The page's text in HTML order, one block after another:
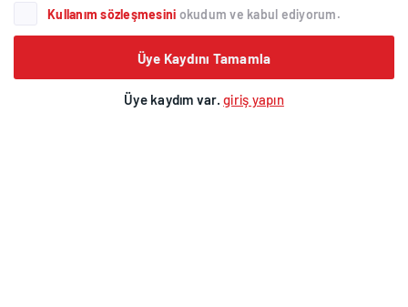
Kullanım sözleşmesini okudum ve kabul ediyorum.
Üye Kaydını Tamamla
Üye kaydım var. giriş yapın